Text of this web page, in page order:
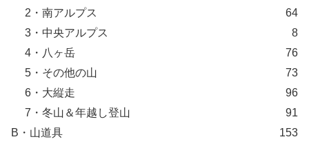
2・南アルプス
64
3・中央アルプス
8
4・八ヶ岳
76
5・その他の山
73
6・大縦走
96
7・冬山＆年越し登山
91
B・山道具
153